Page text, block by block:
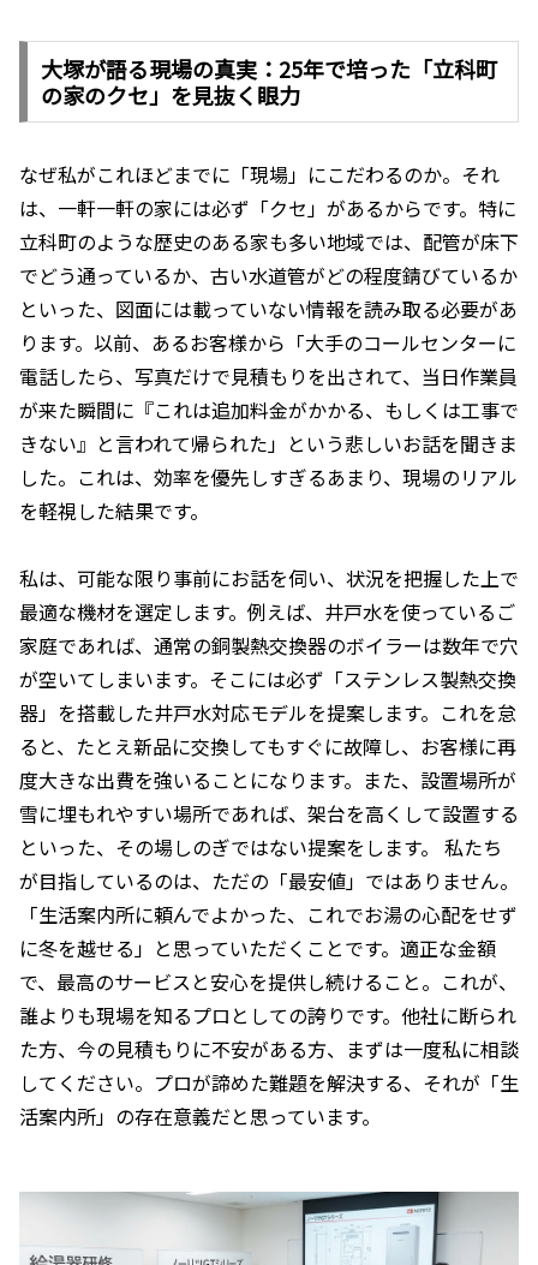
大塚が語る現場の真実：25年で培った「立科町
の家のクセ」を見抜く眼力
なぜ私がこれほどまでに「現場」にこだわるのか。それ
は、一軒一軒の家には必ず「クセ」があるからです。特に
立科町のような歴史のある家も多い地域では、配管が床下
でどう通っているか、古い水道管がどの程度錆びているか
といった、図面には載っていない情報を読み取る必要があ
ります。以前、あるお客様から「大手のコールセンターに
電話したら、写真だけで見積もりを出されて、当日作業員
が来た瞬間に『これは追加料金がかかる、もしくは工事で
きない』と言われて帰られた」という悲しいお話を聞きま
した。これは、効率を優先しすぎるあまり、現場のリアル
を軽視した結果です。
私は、可能な限り事前にお話を伺い、状況を把握した上で
最適な機材を選定します。例えば、井戸水を使っているご
家庭であれば、通常の銅製熱交換器のボイラーは数年で穴
が空いてしまいます。そこには必ず「ステンレス製熱交換
器」を搭載した井戸水対応モデルを提案します。これを怠
ると、たとえ新品に交換してもすぐに故障し、お客様に再
度大きな出費を強いることになります。また、設置場所が
雪に埋もれやすい場所であれば、架台を高くして設置する
といった、その場しのぎではない提案をします。 私たち
が目指しているのは、ただの「最安値」ではありません。
「生活案内所に頼んでよかった、これでお湯の心配をせず
に冬を越せる」と思っていただくことです。適正な金額
で、最高のサービスと安心を提供し続けること。これが、
誰よりも現場を知るプロとしての誇りです。他社に断られ
た方、今の見積もりに不安がある方、まずは一度私に相談
してください。プロが諦めた難題を解決する、それが「生
活案内所」の存在意義だと思っています。